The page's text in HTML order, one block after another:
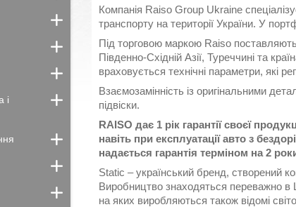
Компанія Raiso Group Ukraine
транспорту на території України. У
Під торговою маркою Raiso
Південно-Східній Азії, Туреччині та
враховується технічні параметри, які
Взаємозамінність із оригінальними
підвіски.
RAISO дає 1 рік гарантії своєї
навіть при експлуатації авто з
надається гарантія терміном на 2
Static – український бренд, створений
Виробництво знаходяться переважно в
на яких виробляються також відомі
і